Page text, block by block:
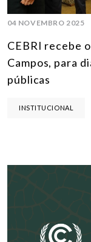
04 NOVEMBRO 2025
CEBRI recebe
Campos, para
públicas
INSTITUCIONAL